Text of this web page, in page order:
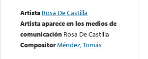
Artista Rosa De Castilla
Artista aparece en los medios de
comunicación Rosa De Castilla
CompositorMéndez, Tomás